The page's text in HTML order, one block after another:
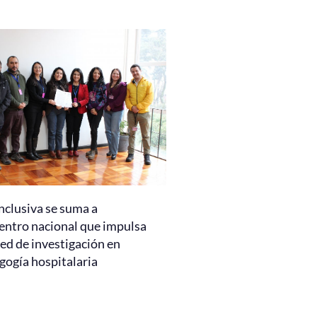
se suma a
nacional que impulsa
de investigación en
hospitalaria